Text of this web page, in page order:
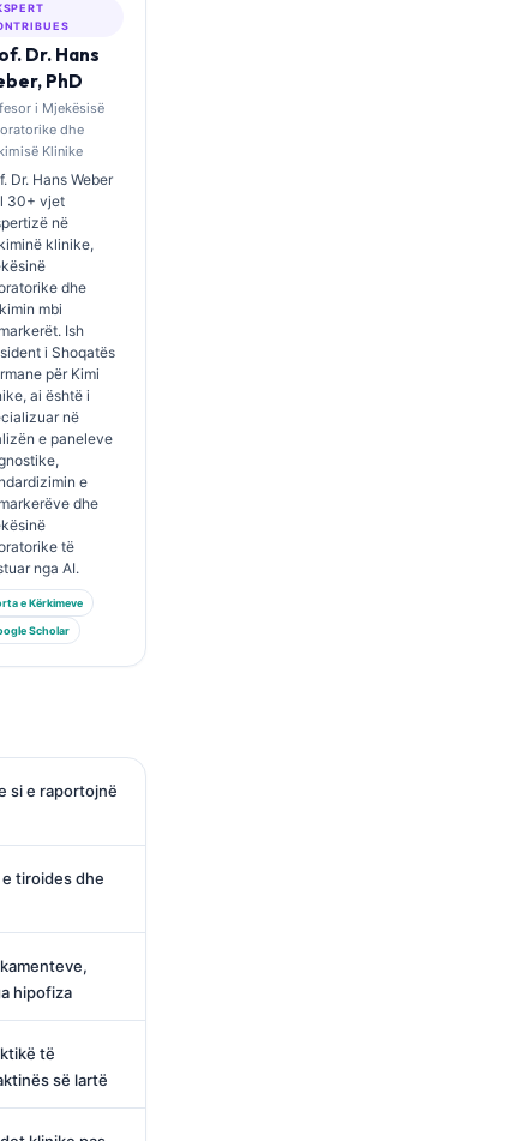
Dr. Hans
PhD
i Mjekësisë
dhe
Klinike
Dr. Hans Weber
30+ vjet
në
klinike,
dhe
mbi
Ish
i Shoqatës
për Kimi
ai është i
në
e paneleve
e
dhe
të
nga AI.
e Kërkimeve
Scholar
si e raportojnë
tiroides dhe
hipofiza
të
së lartë